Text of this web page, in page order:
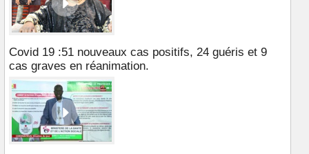
Covid 19 :51 nouveaux cas positifs, 24 guéris et 9
cas graves en réanimation.